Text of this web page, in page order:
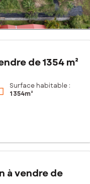
de 1354 m²
Surface habitable :
1 354m²
à vendre de